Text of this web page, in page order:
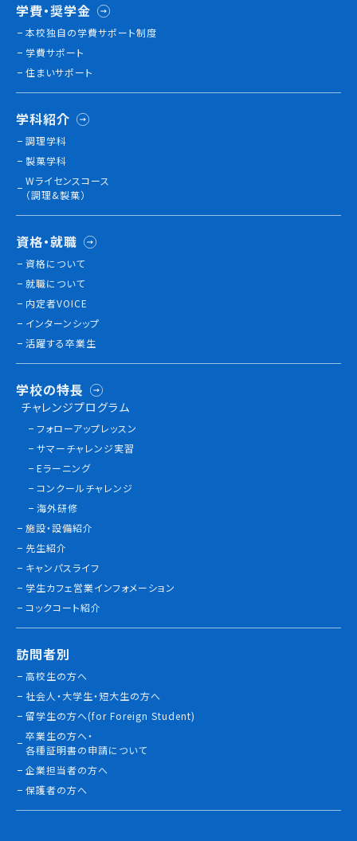
海外研修
施設・設備紹介
先生紹介
キャンパスライフ
学生カフェ営業インフォメーション
コックコート紹介
訪問者別
高校生の方へ
社会人・大学生・短大生の方へ
留学生の方へ(for Foreign Student)
各種証明書の申請について
企業担当者の方へ
保護者の方へ
ブログ
職員採用情報
情報公開
よくあるご質問
お問い合わせ
学費・奨学金
本校独⾃の学費サポート制度
学費サポート
住まいサポート
学科紹介
調理学科
製菓学科
Wライセンスコース
（調理&製菓）
資格・就職
資格について
就職について
内定者VOICE
インターンシップ
活躍する卒業生
学校の特長
チャレンジプログラム
フォローアップレッスン
サマーチャレンジ実習
Eラーニング
コンクールチャレンジ
海外研修
施設・設備紹介
先生紹介
キャンパスライフ
学生カフェ営業インフォメーション
コックコート紹介
訪問者別
高校生の方へ
社会人・大学生・短大生の方へ
留学生の方へ(for Foreign Student)
卒業生の方へ・
各種証明書の申請について
企業担当者の方へ
保護者の方へ